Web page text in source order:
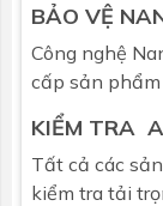
BẢO VỆ
Công nghệ
cấp sản
KIỂM TRA
Tất cả các
kiểm tra tải